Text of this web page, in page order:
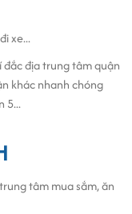
tiêu chuẩn của một
Tòa nhà sử
hệ thống báo cháy và
đối. Hệ thống WC
phát điện dự
xe...
đắc địa trung tâm quận
khác nhanh chóng
5...
tâm mua sắm, ăn